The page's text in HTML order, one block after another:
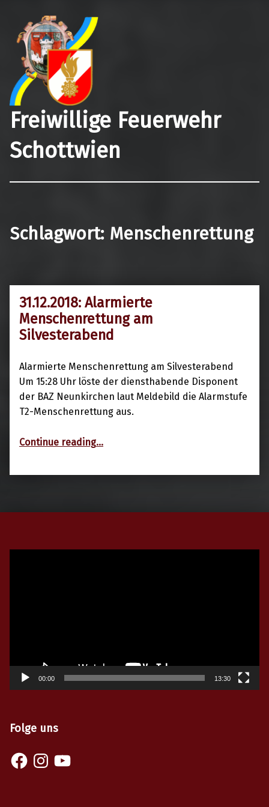
Freiwillige Feuerwehr
Schottwien
Schlagwort: Menschenrettung
31.12.2018: Alarmierte
Menschenrettung am
Silvesterabend
Alarmierte Menschenrettung am Silvesterabend
Um 15:28 Uhr löste der diensthabende Disponent
der BAZ Neunkirchen laut Meldebild die Alarmstufe
T2-Menschenrettung aus.
Continue reading“31.12.2018: Alarmierte Menschenrettung am Silvesterabend”
…
31. Dezember 2018
00:00 13:30
Folge uns
FacebookInstagram